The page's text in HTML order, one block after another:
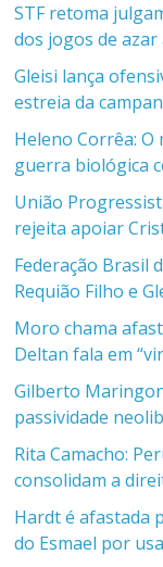
STF retoma
dos jogos de
Gleisi lança
estreia da
Heleno Corrêa: O
guerra biológica
União
rejeita apoiar
Federação Brasil
Requião Filho e
Moro chama
Deltan fala em
Gilberto
passividade
Rita Camacho:
consolidam a
Hardt é afastada
do Esmael por